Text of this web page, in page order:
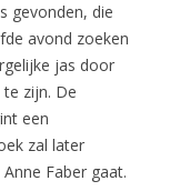
gevonden, die
avond zoeken
jas door
zijn. De
een
zal later
Faber gaat.